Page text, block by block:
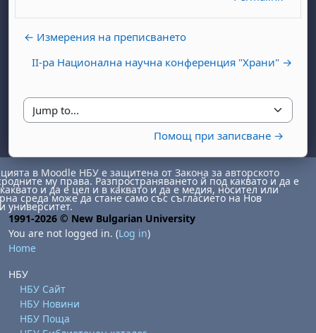
← Измерения на преписването
II-ра Национална научна конференция "Храни" →
Jump to...
Помощ при записване →
1 August
2 August
8 August
9 August
15 August
16 August
22 August
23 August
29 August
30 August
в Moodle НБУ е защитена от Закона за авторското
му права. Разпространяването й под каквато и да е
и да е цел и в каквато и да е медия, носител или
среда може да стане само със съгласието на Нов
университет.
1991-2026 © New Bulgarian University
You are not logged in. (Log in)
Home
НБУ
НБУ Сайт
НБУ Новини
НБУ Поща